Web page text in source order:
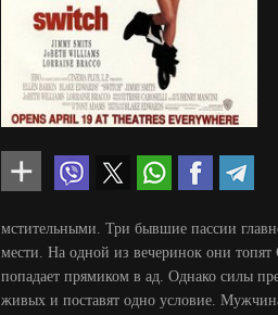
мстительными. Три бывшие пассии
мести. На одной из вечеринок они
попадает прямиком в ад. Однако силы
живых и поставят одно условие.